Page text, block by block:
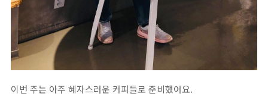
이번 주는 아주 혜자스러운 커피들로 준비했어요. ⁣